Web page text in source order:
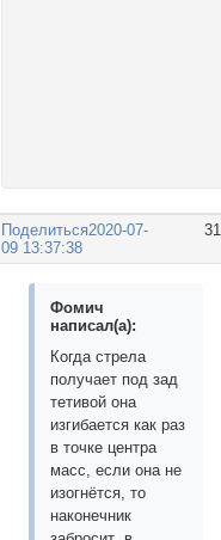
Поделиться2020-07-
09 13:37:38
Фомич
написал(а):
Когда стрела
получает под зад
тетивой она
изгибается как раз
в точке центра
масс, если она не
изогнётся, то
наконечник